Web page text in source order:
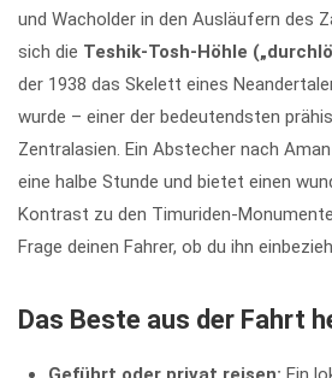
und Wacholder in den Ausläufern des
sich die Teshik-Tosh-Höhle
der 1938 das Skelett eines
wurde – einer der bedeutendsten
Zentralasien. Ein Abstecher nach
eine halbe Stunde und bietet einen
Kontrast zu den Timuriden-
Frage deinen Fahrer, ob du ihn
Das Beste aus der Fahrt